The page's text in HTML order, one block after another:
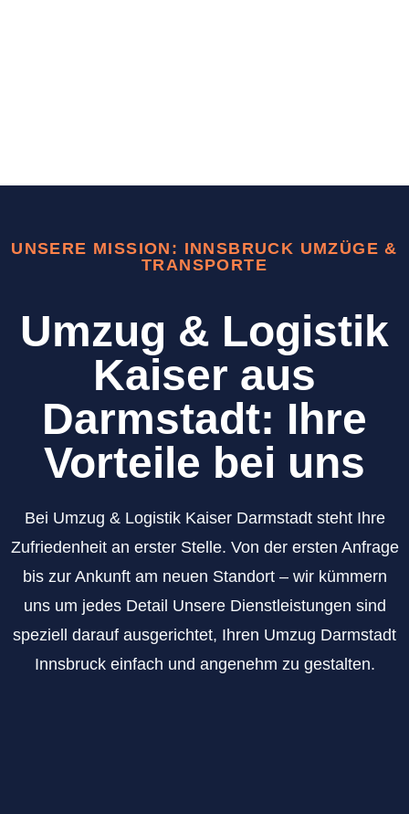
UNSERE MISSION: INNSBRUCK UMZÜGE &
TRANSPORTE
Umzug & Logistik
Kaiser aus
Darmstadt: Ihre
Vorteile bei uns
Bei Umzug & Logistik Kaiser Darmstadt steht Ihre
Zufriedenheit an erster Stelle. Von der ersten Anfrage
bis zur Ankunft am neuen Standort – wir kümmern
uns um jedes Detail Unsere Dienstleistungen sind
speziell darauf ausgerichtet, Ihren Umzug Darmstadt
Innsbruck einfach und angenehm zu gestalten.